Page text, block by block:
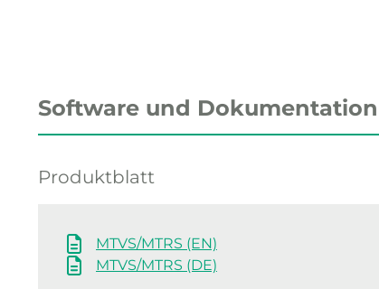
Software und Dokumentation
Produktblatt
MTVS/MTRS (EN)
MTVS/MTRS (DE)